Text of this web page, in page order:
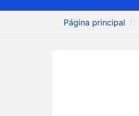
Página principal